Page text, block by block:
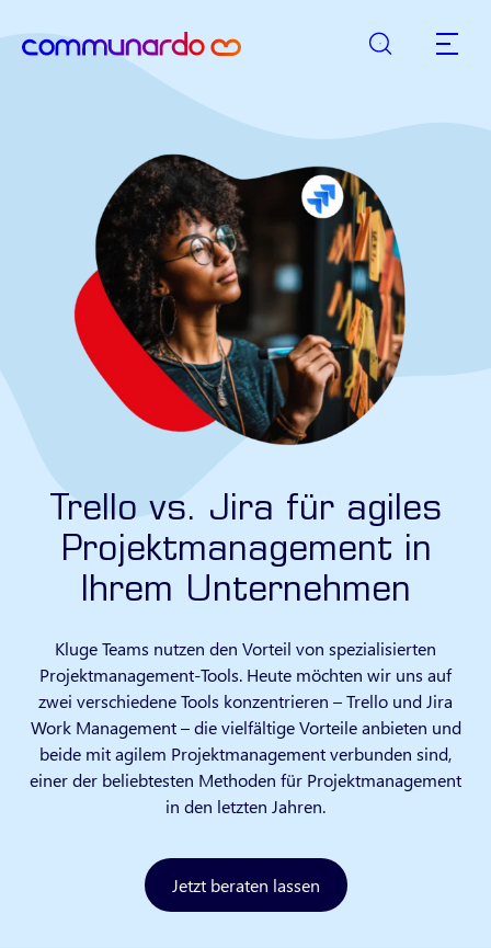
Suche
Trello vs. Jira für agiles
Projektmanagement in
Ihrem Unternehmen
Kluge Teams nutzen den Vorteil von spezialisierten
Projektmanagement-Tools. Heute möchten wir uns auf
zwei verschiedene Tools konzentrieren – Trello und Jira
Work Management – die vielfältige Vorteile anbieten und
beide mit agilem Projektmanagement verbunden sind,
einer der beliebtesten Methoden für Projektmanagement
in den letzten Jahren.
Jetzt beraten lassen